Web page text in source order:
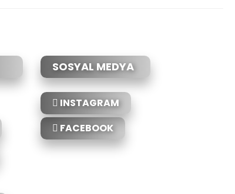
SOSYAL MEDYA
INSTAGRAM
FACEBOOK